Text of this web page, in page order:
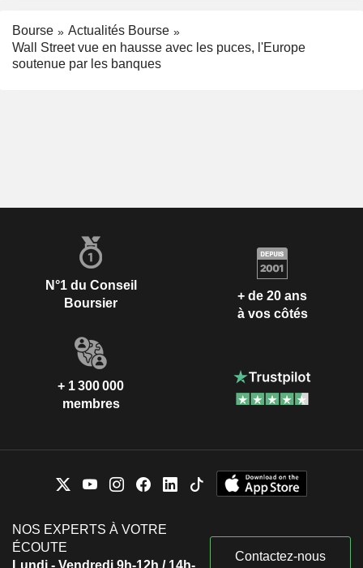
Bourse
Actualités Bourse
Wall Street vue en hausse avec les puces, l'Europe
soutenue par les banques
N°1 du Conseil
Boursier
+ de 20 ans
à vos côtés
+ 1 300 000
membres
NOS EXPERTS À VOTRE
ÉCOUTE
Contactez-nous